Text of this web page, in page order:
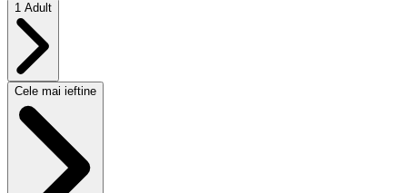
1 Adult
Cele mai ieftine